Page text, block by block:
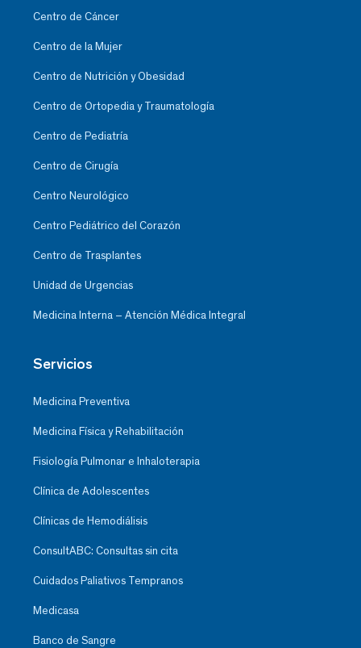
Centro de Cáncer
Centro de la Mujer
Centro de Nutrición y Obesidad
Centro de Ortopedia y Traumatología
Centro de Pediatría
Centro de Cirugía
Centro Neurológico
Centro Pediátrico del Corazón
Centro de Trasplantes
Unidad de Urgencias
Medicina Interna – Atención Médica Integral
Servicios
Medicina Preventiva
Medicina Física y Rehabilitación
Fisiología Pulmonar e Inhaloterapia
Clínica de Adolescentes
Clínicas de Hemodiálisis
ConsultABC: Consultas sin cita
Cuidados Paliativos Tempranos
Medicasa
Banco de Sangre